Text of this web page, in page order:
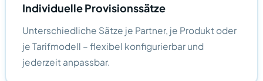
Individuelle Provisionssätze
Unterschiedliche Sätze je Partner, je Produkt oder
je Tarifmodell – flexibel konfigurierbar und
jederzeit anpassbar.